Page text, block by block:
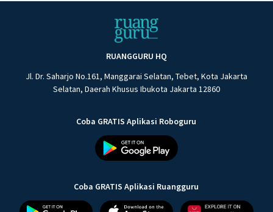
RUANGGURU HQ
Jl. Dr. Saharjo No.161, Manggarai Selatan, Tebet, Kota Jakarta
Selatan, Daerah Khusus Ibukota Jakarta 12860
Coba GRATIS Aplikasi Roboguru
Coba GRATIS Aplikasi Ruangguru